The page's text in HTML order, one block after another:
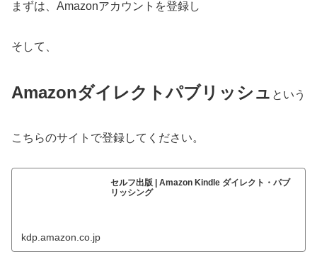
まずは、Amazonアカウントを登録し
そして、
Amazonダイレクトパブリッシュ という
こちらのサイトで登録してください。
セルフ出版 | Amazon Kindle ダイレクト・パブ
リッシング
kdp.amazon.co.jp